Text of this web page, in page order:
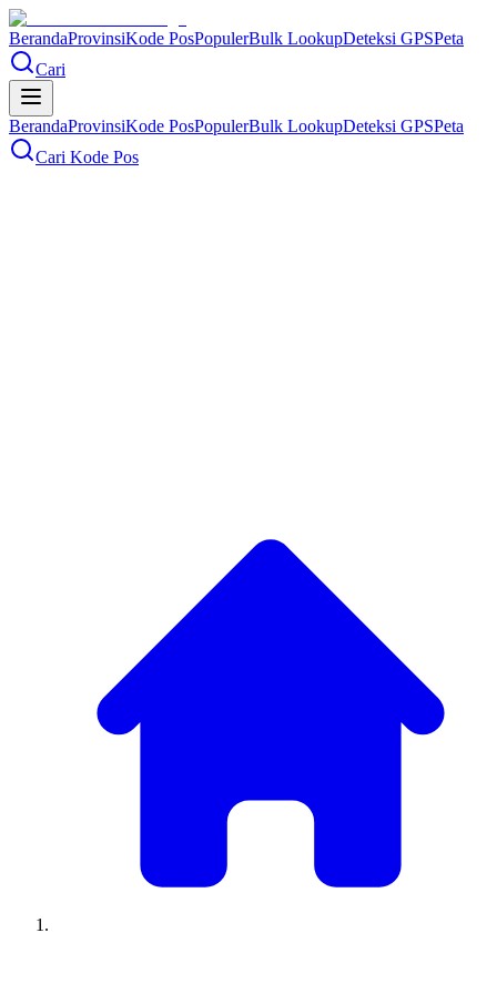
BerandaProvinsiKode PosPopulerBulk LookupDeteksi GPSPeta
Cari
BerandaProvinsiKode PosPopulerBulk LookupDeteksi GPSPeta
Cari Kode Pos